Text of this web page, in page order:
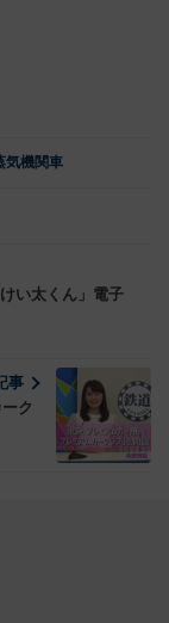
気機関車
い太くん」電子
事
ク